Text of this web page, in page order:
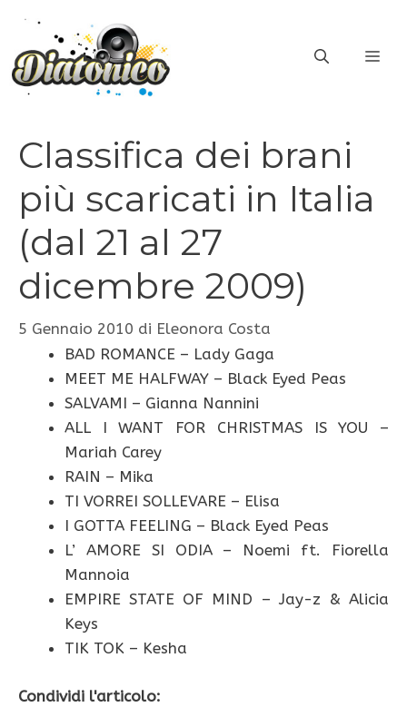
contenuto
Classifica dei brani
più scaricati in Italia
(dal 21 al 27
dicembre 2009)
5 Gennaio 2010 di Eleonora Costa
BAD ROMANCE – Lady Gaga
MEET ME HALFWAY – Black Eyed Peas
SALVAMI – Gianna Nannini
ALL I WANT FOR CHRISTMAS IS YOU –
Mariah Carey
RAIN – Mika
TI VORREI SOLLEVARE – Elisa
I GOTTA FEELING – Black Eyed Peas
L’ AMORE SI ODIA – Noemi ft. Fiorella
Mannoia
EMPIRE STATE OF MIND – Jay-z & Alicia
Keys
TIK TOK – Kesha
Condividi l'articolo: